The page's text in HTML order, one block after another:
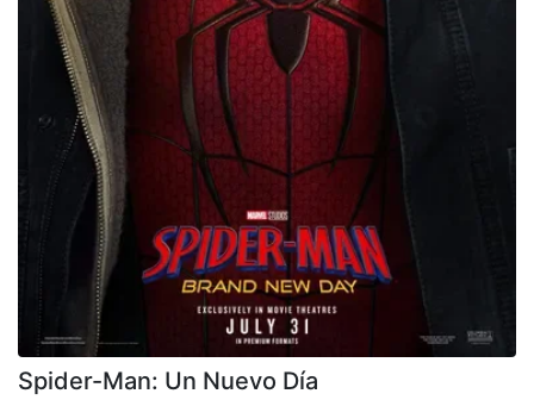
Spider-Man: Un Nuevo Día